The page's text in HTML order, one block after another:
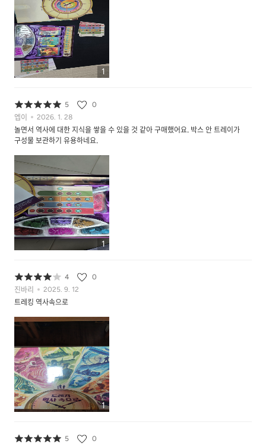
1
5 0
엡이 2026. 1. 28
놀면서 역사에 대한 지식을 쌓을 수 있을 것 같아 구매했어요. 박스 안 트레이가
구성물 보관하기 유용하네요.
1
4 0
진바리 2025. 9. 12
트레킹 역사속으로
1
5 0